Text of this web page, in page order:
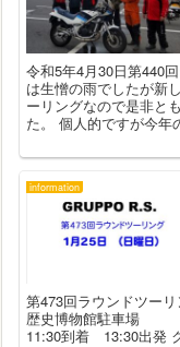
令和5年4月30日第440
は生憎の雨でしたが新
ーリングなので是非と
た。 個人的ですが今年
information
第473回ラウンドツー
歴史博物館駐車場
11:30到着 13:30